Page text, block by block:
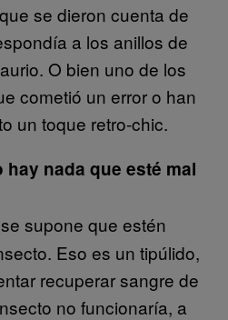
se dieron cuenta de
a los anillos de
O bien uno de los
cometió un error o han
un toque retro-chic.
nada que esté mal
supone que estén
Eso es un tipúlido,
recuperar sangre de
no funcionaría, a